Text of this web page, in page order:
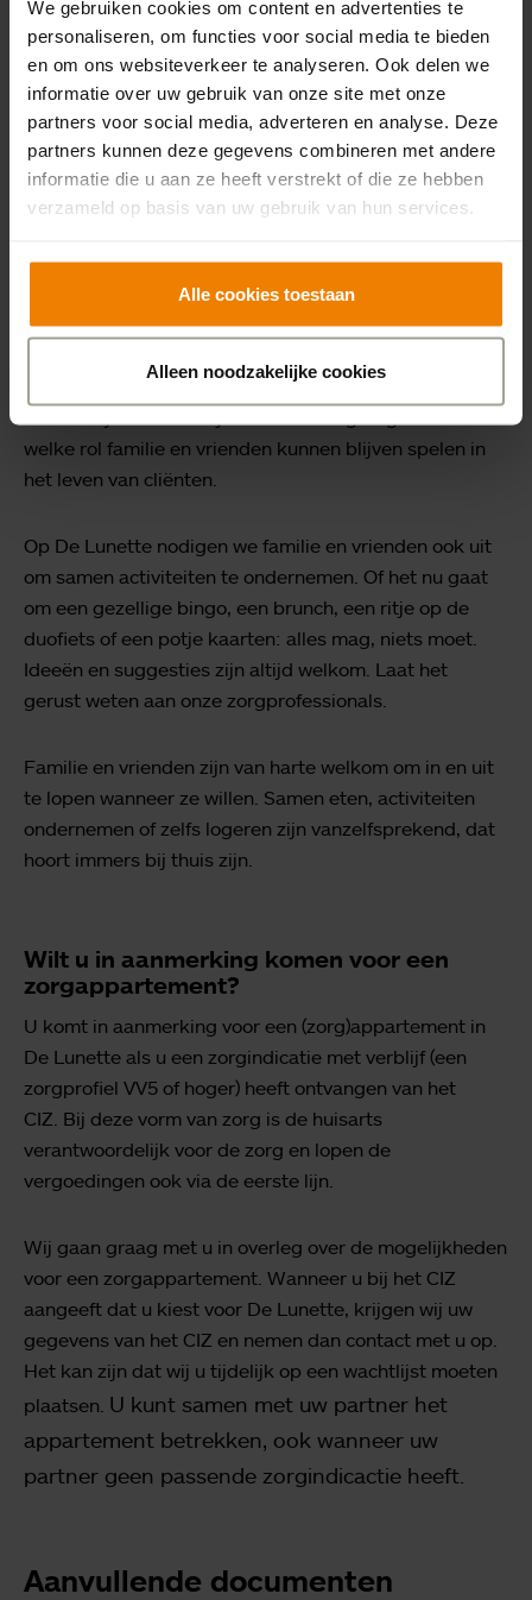
We gebruiken cookies om content en advertenties te
personaliseren, om functies voor social media te bieden
en om ons websiteverkeer te analyseren. Ook delen we
informatie over uw gebruik van onze site met onze
partners voor social media, adverteren en analyse. Deze
partners kunnen deze gegevens combineren met andere
informatie die u aan ze heeft verstrekt of die ze hebben
verzameld op basis van uw gebruik van hun services.
Alle cookies toestaan
Alleen noodzakelijke cookies
omstandigheden veranderen. De betrokkenheid van
familie en vrienden is van onschatbare waarde. Uw
aanwezigheid en actieve deelname maken het verschil.
In de volksmond wordt dit ook wel familieparticipatie
genoemd. U kent de cliënt door en door en weet wat hij
of zij nodig heeft om zich prettig te voelen. Een
onmisbare schakel in het creëren van een omgeving
ongewone omstandigheden.
Want zeg nou zelf: is het niet raar dat iemand thuis
binnen de muren van De Lunette niet meer mag? Dat
welke rol familie en vrienden kunnen blijven spelen in
het leven van cliënten.
Op De Lunette nodigen we familie en vrienden ook uit
om samen activiteiten te ondernemen. Of het nu gaat
om een gezellige bingo, een brunch, een ritje op de
duofiets of een potje kaarten: alles mag, niets moet.
Ideeën en suggesties zijn altijd welkom. Laat het
gerust weten aan onze zorgprofessionals.
Familie en vrienden zijn van harte welkom om in en uit
te lopen wanneer ze willen. Samen eten, activiteiten
ondernemen of zelfs logeren zijn vanzelfsprekend, dat
hoort immers bij thuis zijn.
Wilt u in aanmerking komen voor een
zorgappartement?
U komt in aanmerking voor een (zorg)appartement in
De Lunette als u een zorgindicatie met verblijf (een
zorgprofiel VV5 of hoger) heeft ontvangen van het
CIZ. Bij deze vorm van zorg is de huisarts
verantwoordelijk voor de zorg en lopen de
vergoedingen ook via de eerste lijn.
Wij gaan graag met u in overleg over de mogelijkheden
voor een zorgappartement. Wanneer u bij het CIZ
aangeeft dat u kiest voor De Lunette, krijgen wij uw
gegevens van het CIZ en nemen dan contact met u op.
Het kan zijn dat wij u tijdelijk op een wachtlijst moeten
plaatsen. U kunt samen met uw partner het
appartement betrekken, ook wanneer uw
partner geen passende zorgindicactie heeft.
Aanvullende documenten